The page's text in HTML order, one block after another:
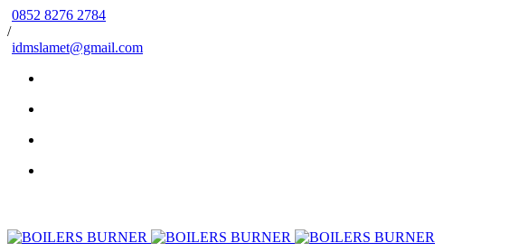
0852 8276 2784
/
idmslamet@gmail.com